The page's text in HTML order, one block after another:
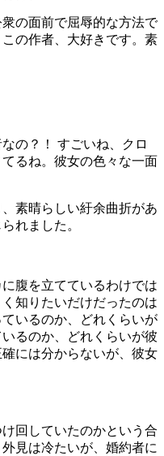
の面前で屈辱的な方法で
の作者、大好きです。素
の？！ すごいね、クロ
るね。彼女の色々な一面
素晴らしい紆余曲折があ
れました。
腹を立てているわけでは
知りたいだけだったのは
いるのか、どれくらいが
るのか、どれくらいが彼
には分からないが、彼女
回していたのかという合
見は冷たいが、婚約者に